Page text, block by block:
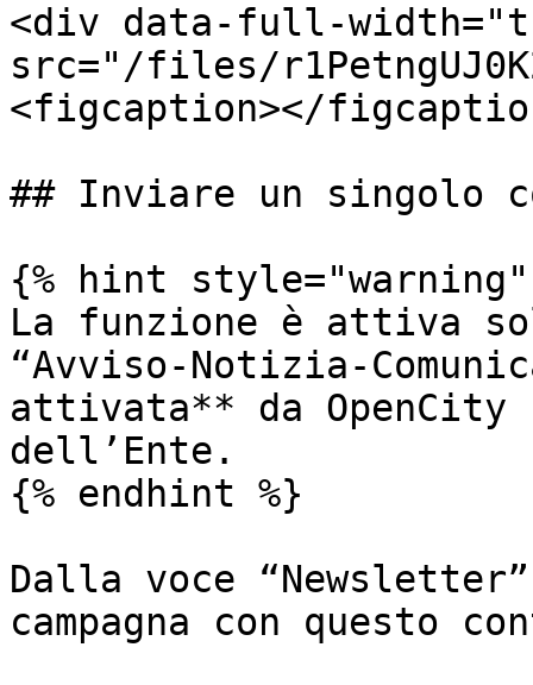
<div data-full-
src="/files/
<figcaption></
## Inviare un singolo
{% hint style="warning"
La funzione è attiva
“Avviso-Notizia-
attivata** da
dell’Ente.
{% endhint %}
Dalla voce
campagna con questo